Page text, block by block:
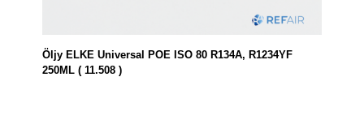
Öljy ELKE Universal POE ISO 80 R134A, R1234YF
250ML ( 11.508 )